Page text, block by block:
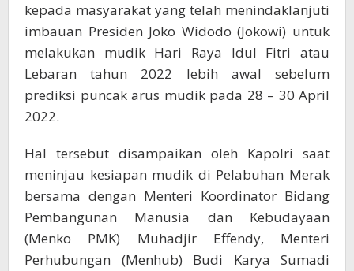
kepada masyarakat yang telah menindaklanjuti
imbauan Presiden Joko Widodo (Jokowi) untuk
melakukan mudik Hari Raya Idul Fitri atau
Lebaran tahun 2022 lebih awal sebelum
prediksi puncak arus mudik pada 28 – 30 April
2022.
Hal tersebut disampaikan oleh Kapolri saat
meninjau kesiapan mudik di Pelabuhan Merak
bersama dengan Menteri Koordinator Bidang
Pembangunan Manusia dan Kebudayaan
(Menko PMK) Muhadjir Effendy, Menteri
Perhubungan (Menhub) Budi Karya Sumadi